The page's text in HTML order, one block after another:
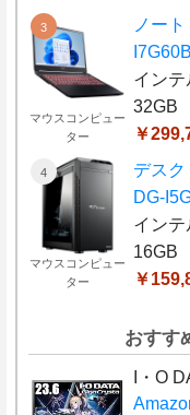
マウスコンピュー
ター
ノー
イン
32GB
￥
マウスコンピュー
ター
デス
DG-
イン
16GB
￥
おすす
I・O